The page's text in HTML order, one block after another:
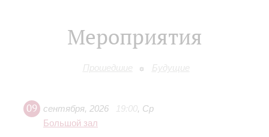
Мероприятия
Прошедшие Будущие
09 сентября, 2026 19:00, Ср
Большой зал